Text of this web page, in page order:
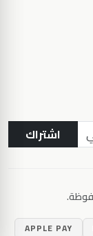
اشتراك
APPLE PAY